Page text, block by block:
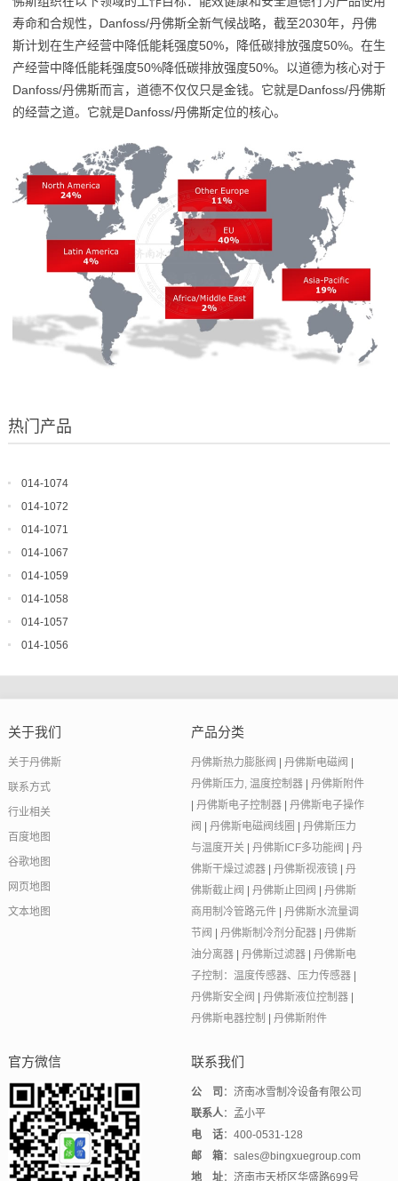
寿命和合规性，Danfoss/丹佛斯全新气候战略，截至2030年，丹佛
斯计划在生产经营中降低能耗强度50%，降低碳排放强度50%。在生
产经营中降低能耗强度50%降低碳排放强度50%。以道德为核心对于
Danfoss/丹佛斯而言，道德不仅仅只是金钱。它就是Danfoss/丹佛斯
的经营之道。它就是Danfoss/丹佛斯定位的核心。
热门产品
014-1074
014-1072
014-1071
014-1067
014-1059
014-1058
014-1057
014-1056
关于我们
关于丹佛斯
联系方式
行业相关
百度地图
谷歌地图
网页地图
文本地图
产品分类
丹佛斯热力膨胀阀 |丹佛斯电磁阀 |
丹佛斯压力, 温度控制器 |丹佛斯附件
|丹佛斯电子控制器 |丹佛斯电子操作
阀 |丹佛斯电磁阀线圈 |丹佛斯压力
与温度开关 |丹佛斯ICF多功能阀 |丹
佛斯干燥过滤器 |丹佛斯视液镜 |丹
佛斯截止阀 |丹佛斯止回阀 |丹佛斯
商用制冷管路元件 |丹佛斯水流量调
节阀 |丹佛斯制冷剂分配器 |丹佛斯
油分离器 |丹佛斯过滤器 |丹佛斯电
子控制：温度传感器、压力传感器 |
丹佛斯安全阀 |丹佛斯液位控制器 |
丹佛斯电器控制 |丹佛斯附件
官方微信 联系我们
公 司 ：济南冰雪制冷设备有限公司
联系人：孟小平
电 话：400-0531-128
邮 箱：sales@bingxuegroup.com
地 址：济南市天桥区华盛路699号